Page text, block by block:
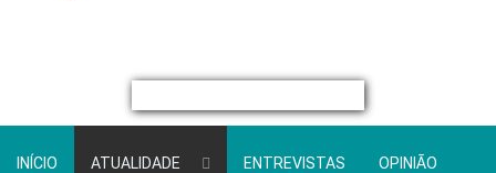
INÍCIO ATUALIDADE ENTREVISTAS OPINIÃO